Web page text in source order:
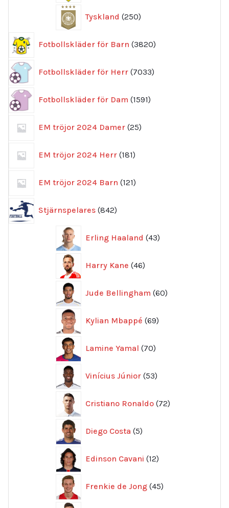
Tyskland 250
produkter
Fotbollskläder för Barn 3820
produkter
Fotbollskläder för Herr 7033
produkter
Fotbollskläder för Dam 1591
produkter
EM tröjor 2024 Damer 25
produkter
EM tröjor 2024 Herr 181
produkter
EM tröjor 2024 Barn 121
produkter
Stjärnspelares 842
produkter
Erling Haaland 43
produkter
Harry Kane 46
produkter
Jude Bellingham 60
produkter
Kylian Mbappé 69
produkter
Lamine Yamal 70
produkter
Vinícius Júnior 53
produkter
Cristiano Ronaldo 72
produkter
Diego Costa 5
produkter
Edinson Cavani 12
produkter
Frenkie de Jong 45
produkter